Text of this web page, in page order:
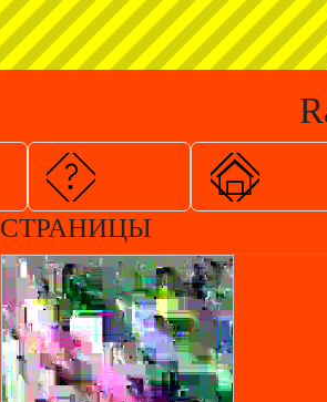
СТРАНИЦЫ